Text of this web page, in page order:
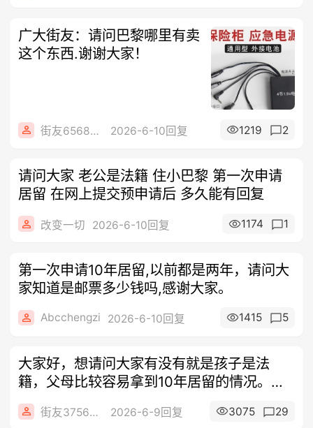
广大街友：请问巴黎哪里有卖
这个东西.谢谢大家！
街友65687485 2026-6-10回复 1219 2
请问大家 老公是法籍 住小巴黎 第一次申请
居留 在网上提交预申请后 多久能有回复
改变一切 2026-6-10回复 1174 1
第一次申请10年居留,以前都是两年，请问大
家知道是邮票多少钱吗,感谢大家。
Abcchengzi 2026-6-10回复 1415 5
大家好，想请问大家有没有就是孩子是法
籍，父母比较容易拿到10年居留的情况。有
人是
街友37562426 2026-6-9回复 3075 29